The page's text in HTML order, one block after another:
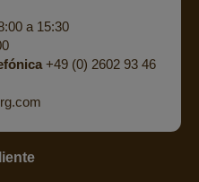
a 15:30
+49 (0) 2602 93 46